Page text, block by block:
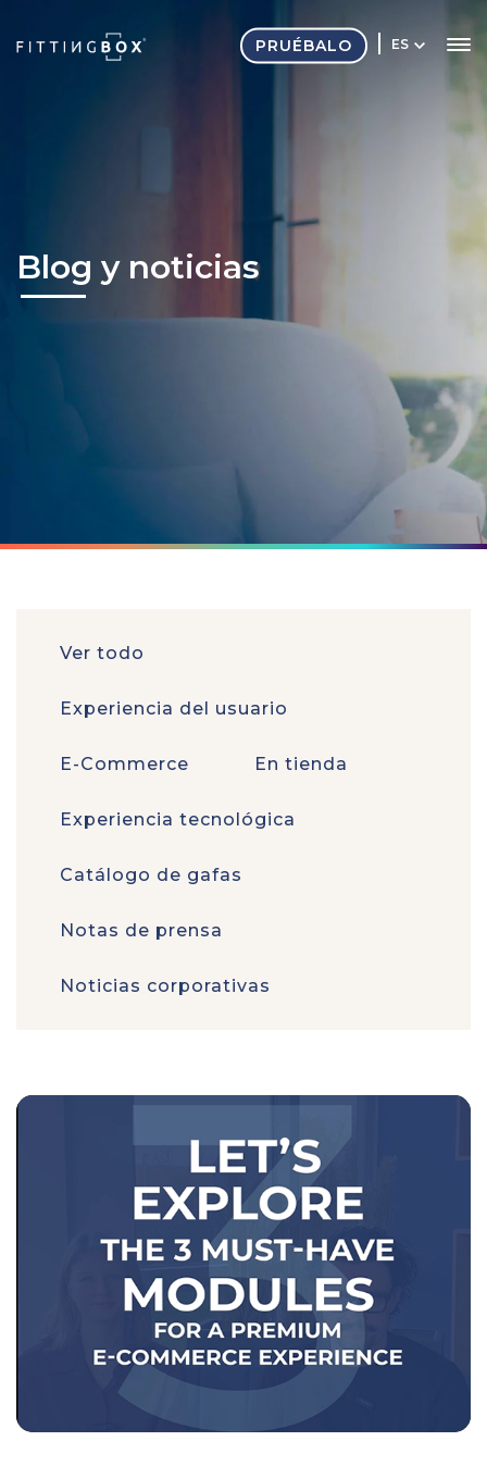
ES
PRUÉBALO
Blog y noticias
Ver todo
Experiencia del usuario
E-Commerce En tienda
Experiencia tecnológica
Catálogo de gafas
Notas de prensa
Noticias corporativas